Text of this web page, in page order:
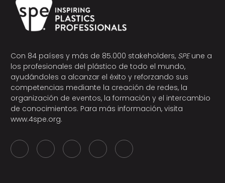
Con 84 países y más de 85.000 stakeholders, SPEune a
los profesionales del plástico de todo el mundo,
ayudándoles a alcanzar el éxito y reforzando sus
competencias mediante la creación de redes, la
organización de eventos, la formación y el intercambio
de conocimientos. Para más información, visita
www.4spe.org.